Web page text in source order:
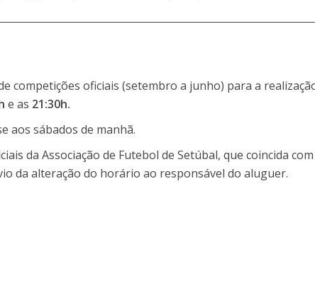
competições oficiais (setembro a junho) para a
e as 21:30h.
aos sábados de manhã.
da Associação de Futebol de Setúbal, que coincida
da alteração do horário ao responsável do aluguer.